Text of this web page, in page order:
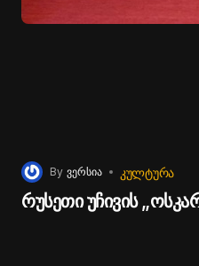
By ვერსია ᲙᲣᲚᲢᲣᲠᲐ
რუსეთი უჩივის